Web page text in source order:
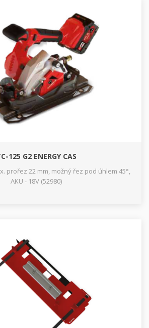
125 G2 ENERGY CAS
prořez 22 mm, možný řez pod úhlem 45°,
AKU - 18V (52980)